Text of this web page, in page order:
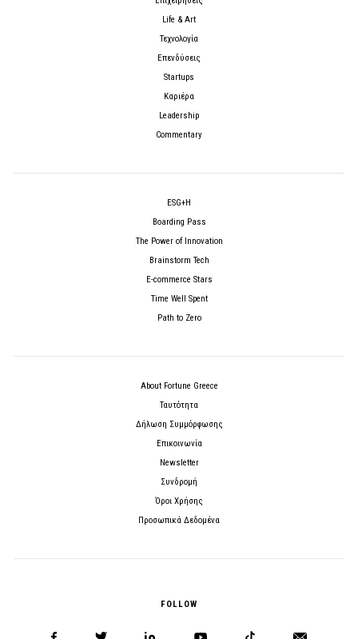
Life & Art
Τεχνολογία
Επενδύσεις
Startups
Καριέρα
Leadership
Commentary
ESG+H
Boarding Pass
The Power of Innovation
Brainstorm Tech
E-commerce Stars
Time Well Spent
Path to Zero
About Fortune Greece
Ταυτότητα
Δήλωση Συμμόρφωσης
Επικοινωνία
Newsletter
Συνδρομή
Όροι Χρήσης
Προσωπικά Δεδομένα
FOLLOW